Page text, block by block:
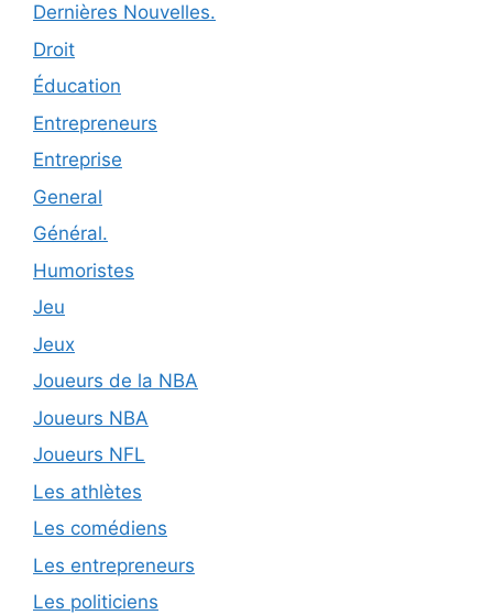
Dernières Nouvelles.
Droit
Éducation
Entrepreneurs
Entreprise
General
Général.
Humoristes
Jeu
Jeux
Joueurs de la NBA
Joueurs NBA
Joueurs NFL
Les athlètes
Les comédiens
Les entrepreneurs
Les politiciens